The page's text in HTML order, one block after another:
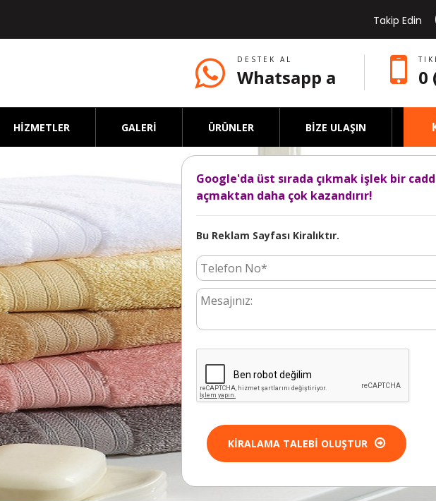
Takip Edin
DESTEK AL
Whatsapp a 0
HİZMETLER GALERİ ÜRÜNLER BİZE ULAŞIN
Google'da üst sırada çıkmak işlek bir
açmaktan daha çok kazandırır!
Bu Reklam Sayfası Kiralıktır.
KIRALAMA TALEBI OLUŞTUR